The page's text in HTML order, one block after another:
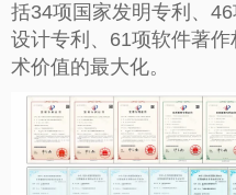
括34项国家发明专利、
设计专利、61项软件著作
术价值的最大化。